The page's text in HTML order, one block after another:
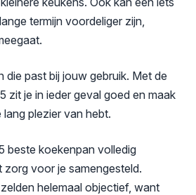
termijn voordeliger zijn,
die past bij jouw gebruik. Met de
zit je in ieder geval goed en maak
plezier van hebt.
beste koekenpan volledig
zorg voor je samengesteld.
helemaal objectief, want